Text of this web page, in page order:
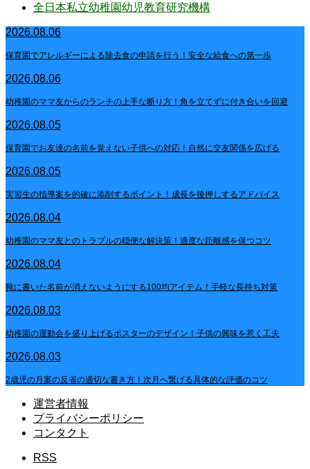
全日本私立幼稚園幼児教育研究機構
2026.08.06
保育園でアレルギーによる除去食の申請を行う！安全な給食への第一歩
2026.08.06
幼稚園のママ友からのランチの上手な断り方！角を立てずに付き合いを回避
2026.08.05
保育園でお友達の名前を覚えない子供への対応！自然に交友関係を広げる
2026.08.05
実習生の指導案を的確に添削するポイント！成長を後押しするアドバイス
2026.08.04
幼稚園のママ友とのトラブルの穏便な解決策！適度な距離感を保つコツ
2026.08.04
靴に書いた名前が消えないようにする100均アイテム！手軽な長持ち対策
2026.08.03
幼稚園の運動会を盛り上げるポスターのデザイン！子供の興味を惹く工夫
2026.08.03
2歳児の月案の反省の適切な書き方！次月へ繋げる具体的な評価のコツ
運営者情報
プライバシーポリシー
コンタクト
RSS